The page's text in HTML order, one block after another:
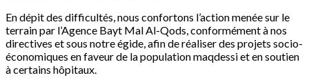
En dépit des difficultés, nous confortons l’action menée sur le
terrain par l’Agence Bayt Mal Al-Qods, conformément à nos
directives et sous notre égide, afin de réaliser des projets socio-
économiques en faveur de la population maqdessi et en soutien
à certains hôpitaux.